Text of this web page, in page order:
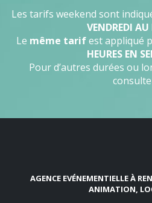
Les tarifs weekend sont
VENDREDI
Le même tarifest appliqué
HEURES EN
Pour d’autres durées ou
AGENCE EVÉNEMENTIELLE À
ANIMATION,